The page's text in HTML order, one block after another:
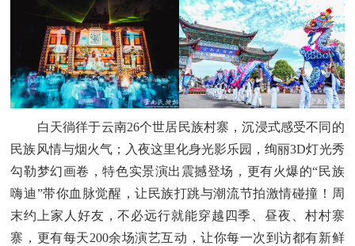
白天徜徉于云南26个世居民族村寨，沉浸式感受不同的
民族风情与烟火气；入夜这里化身光影乐园，绚丽3D灯光秀
勾勒梦幻画卷，特色实景演出震撼登场，更有火爆的“民族
嗨迪”带你血脉觉醒，让民族打跳与潮流节拍激情碰撞！周
末约上家人好友，不必远行就能穿越四季、昼夜、村村寨
寨，更有每天200余场演艺互动，让你每一次到访都有新鲜